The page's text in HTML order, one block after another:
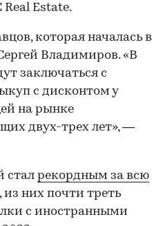
Estate.
которая началась в
Владимиров. «В
заключаться с
с дисконтом у
на рынке
двух-трех лет», —
стал рекордным за всю
, из них почти треть
с иностранными